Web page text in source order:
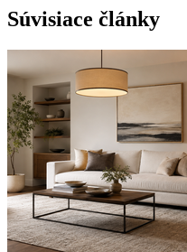
Súvisiace články